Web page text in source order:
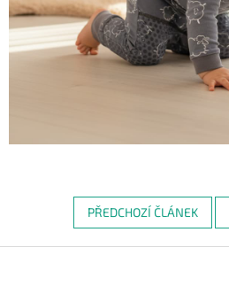
PŘEDCHOZÍ ČLÁNEK